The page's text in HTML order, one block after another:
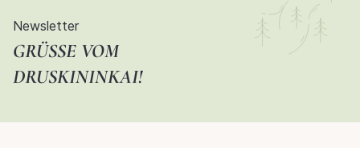
Newsletter
GRÜSSE VOM D
RUSKININKAI!